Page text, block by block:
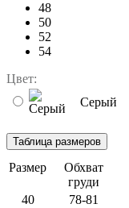
48
50
52
54
Цвет:
Серый
Размер
Обхват
груди
40 78-81